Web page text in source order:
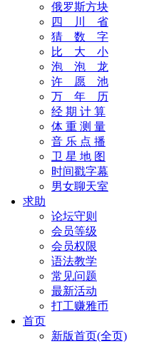
俄罗斯方块
四 川 省
猜 数 字
比 大 小
泡 泡 龙
许 愿 池
万 年 历
经 期 计 算
体 重 测 量
音 乐 点 播
卫 星 地 图
时间戳字幕
男女聊天室
求助
论坛守则
会员等级
会员权限
语法教学
常见问题
最新活动
打工赚雅币
首页
新版首页(全页)